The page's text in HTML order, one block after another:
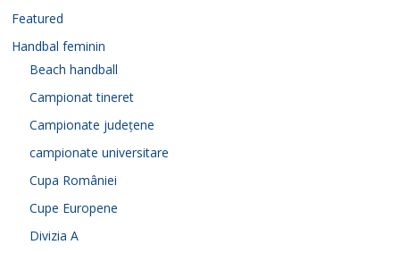
Featured
Handbal feminin
Beach handball
Campionat tineret
Campionate județene
campionate universitare
Cupa României
Cupe Europene
Divizia A